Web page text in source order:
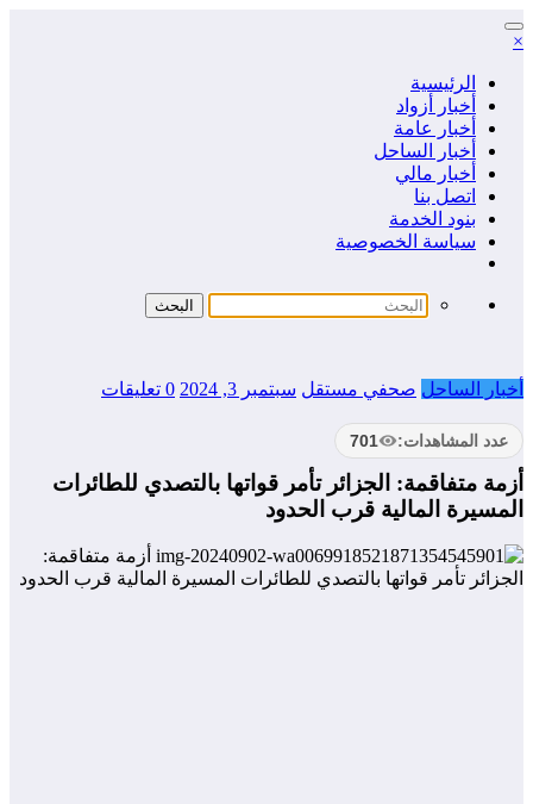
التجاوز
إلى
×
الرئيسية
أخبار أزواد
أخبار عامة
أخبار الساحل
أخبار مالي
اتصل بنا
بنود الخدمة
سياسة الخصوصية
أخبار الساحل صحفي مستقل سبتمبر 3, 2024 0 تعليقات
عدد المشاهدات: 701
أزمة متفاقمة: الجزائر تأمر قواتها بالتصدي للطائرات
المسيرة المالية قرب الحدود